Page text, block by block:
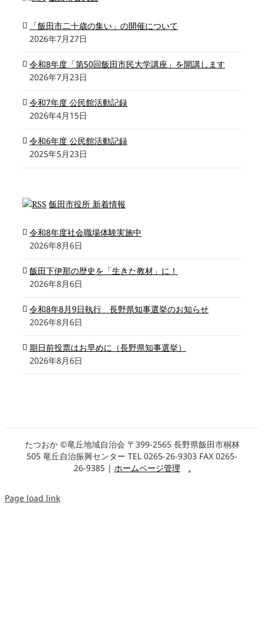
「飯田市二十歳の集い」の開催について
2026年7月27日
令和8年度「第50回飯田市民大学講座」を開講します
2026年7月23日
令和7年度 公民館活動記録
2026年4月15日
令和6年度 公民館活動記録
2025年5月23日
飯田市役所 新着情報
令和8年度社会職場体験実施中
2026年8月6日
飯田下伊那の歴史を「生きた教材」に！
2026年8月6日
令和8年8月9日執行 長野県知事選挙のお知らせ
2026年8月6日
期日前投票はお早めに（長野県知事選挙）
2026年8月6日
たつおか ©竜丘地域自治会 〒399-2565 長野県飯田市桐林
505 竜丘自治振興センター TEL 0265-26-9303 FAX 0265-
26-9385 | ホームページ管理 .
Page load link